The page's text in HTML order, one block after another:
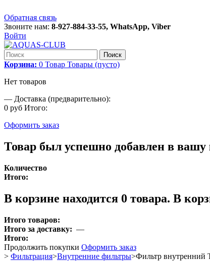
Обратная связь
Звоните нам: 8-927-884-33-55, WhatsApp, Viber
Войти
Поиск
Корзина: 0 Товар Товары (пусто)
Нет товаров
— Доставка (предварительно):
0 руб Итого:
Оформить заказ
Товар был успешно добавлен в вашу
Количество
Итого:
В корзине находится 0 товара. В
Итого товаров:
Итого за доставку: —
Итого:
Продолжить покупки Оформить заказ
> Фильтрация>Внутренние фильтры>Фильтр внутренний